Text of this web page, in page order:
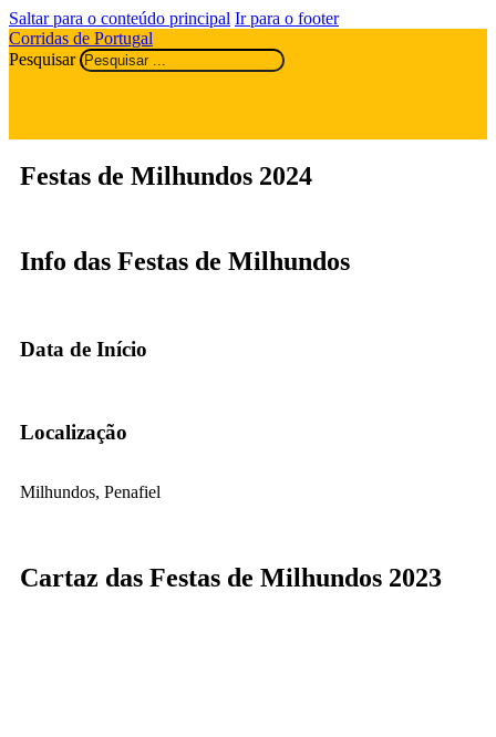
Saltar para o conteúdo principal Ir para o footer
Corridas de Portugal
Pesquisar
Festas de Milhundos 2024
Info das Festas de Milhundos
Data de Início
Localização
Milhundos, Penafiel
Cartaz das Festas de Milhundos 2023